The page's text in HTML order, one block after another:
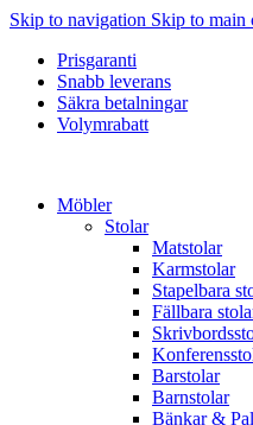
Skip to navigation Skip to main
Prisgaranti
Snabb leverans
Säkra betalningar
Volymrabatt
Möbler
Stolar
Matstolar
Karmstolar
Stapelbara
Fällbara
Barstolar
Barnstolar
Bänkar &